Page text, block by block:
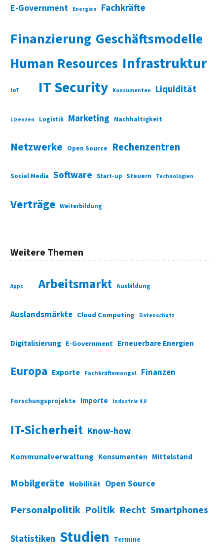
E-Government Energien Fachkräfte
Finanzierung Geschäftsmodelle
Human Resources Infrastruktur
IoT IT Security Konsumenten Liquidität
Lizenzen Logistik Marketing Nachhaltigkeit
Netzwerke Open Source Rechenzentren
Social Media Software Start-up Steuern Technologien
Verträge Weiterbildung
Weitere Themen
Apps Arbeitsmarkt Ausbildung
Auslandsmärkte Cloud Computing Datenschutz
Digitalisierung E-Government Erneuerbare Energien
Europa Exporte Fachkräftemangel Finanzen
Forschungsprojekte Importe Industrie 4.0
IT-Sicherheit Know-how
Kommunalverwaltung Konsumenten Mittelstand
Mobilgeräte Mobilität Open Source
Personalpolitik Politik Recht Smartphones
Statistiken Studien Termine